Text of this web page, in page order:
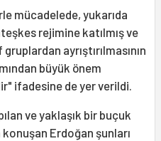
mücadelede, yukarıda
rejimine katılmış ve
ayrıştırılmasının
büyük önem
ifadesine de yer verildi.
ve yaklaşık bir buçuk
Erdoğan şunları